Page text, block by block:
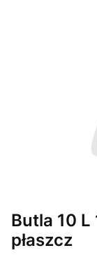
Butla 10 L
płaszcz